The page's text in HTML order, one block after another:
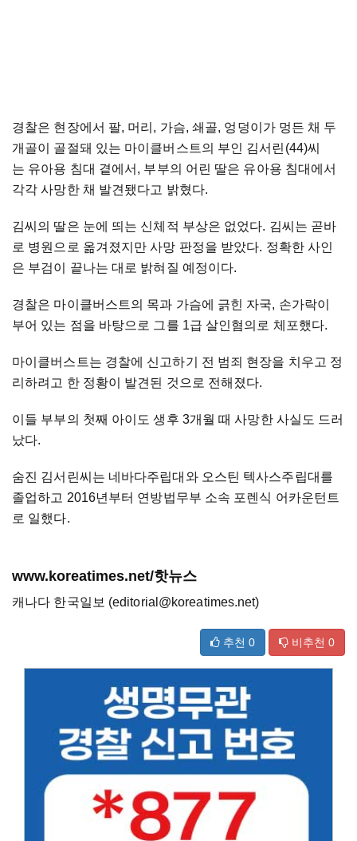
경찰은 현장에서 팔, 머리, 가슴, 쇄골, 엉덩이가 멍든 채 두
개골이 골절돼 있는 마이클버스트의 부인 김서린(44)씨
는 유아용 침대 곁에서, 부부의 어린 딸은 유아용 침대에서
각각 사망한 채 발견됐다고 밝혔다.
김씨의 딸은 눈에 띄는 신체적 부상은 없었다. 김씨는 곧바
로 병원으로 옮겨졌지만 사망 판정을 받았다. 정확한 사인
은 부검이 끝나는 대로 밝혀질 예정이다.
경찰은 마이클버스트의 목과 가슴에 긁힌 자국, 손가락이
부어 있는 점을 바탕으로 그를 1급 살인혐의로 체포했다.
마이클버스트는 경찰에 신고하기 전 범죄 현장을 치우고 정
리하려고 한 정황이 발견된 것으로 전해졌다.
이들 부부의 첫째 아이도 생후 3개월 때 사망한 사실도 드러
났다.
숨진 김서린씨는 네바다주립대와 오스틴 텍사스주립대를
졸업하고 2016년부터 연방법무부 소속 포렌식 어카운턴트
로 일했다.
www.koreatimes.net/핫뉴스
캐나다 한국일보 (editorial@koreatimes.net)
추천 0 비추천 0